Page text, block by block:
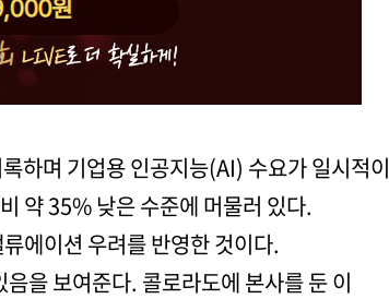
하며 기업용 인공지능(AI) 수요가 일시적이
약 35% 낮은 수준에 머물러 있다.
에이션 우려를 반영한 것이다.
을 보여준다. 콜로라도에 본사를 둔 이